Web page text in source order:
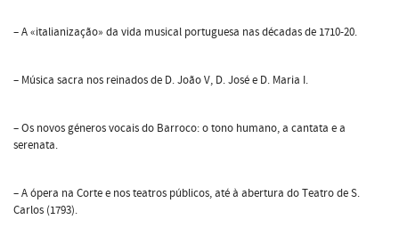
– A «italianização» da vida musical portuguesa nas décadas de 1710-20.
– Música sacra nos reinados de D. João V, D. José e D. Maria I.
– Os novos géneros vocais do Barroco: o tono humano, a cantata e a
serenata.
– A ópera na Corte e nos teatros públicos, até à abertura do Teatro de S.
Carlos (1793).